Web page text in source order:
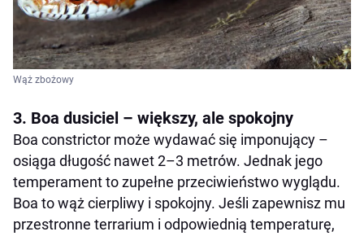
Wąż zbożowy
3. Boa dusiciel – większy, ale spokojny
Boa constrictor może wydawać się imponujący –
osiąga długość nawet 2–3 metrów. Jednak jego
temperament to zupełne przeciwieństwo wyglądu.
Boa to wąż cierpliwy i spokojny. Jeśli zapewnisz mu
przestronne terrarium i odpowiednią temperaturę,